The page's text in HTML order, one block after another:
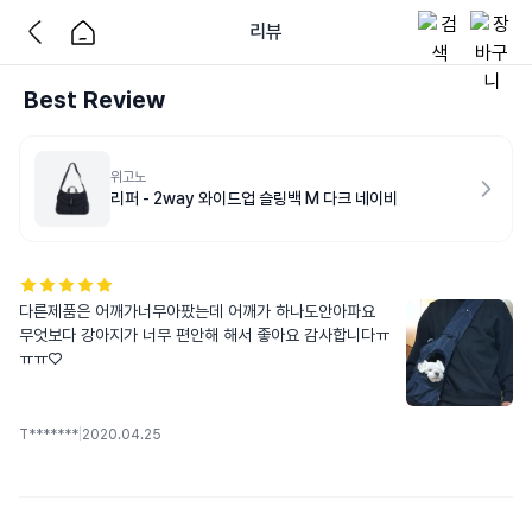
리뷰
Best Review
위고노
리퍼 - 2way 와이드업 슬링백 M 다크 네이비
다른제품은 어깨가너무아팠는데 어깨가 하나도안아파요
무엇보다 강아지가 너무 편안해 해서 좋아요 감사합니다ㅠ
ㅠㅠ♡
T******* 2020.04.25